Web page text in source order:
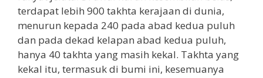
terdapat lebih 900 takhta kerajaan di dunia,
menurun kepada 240 pada abad kedua puluh
dan pada dekad kelapan abad kedua puluh,
hanya 40 takhta yang masih kekal. Takhta yang
kekal itu, termasuk di bumi ini, kesemuanya